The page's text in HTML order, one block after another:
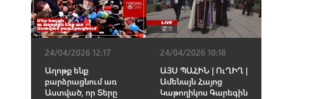
24/04/2026 12:17
Աղոթք ենք
բարձրացնում առ
Աստված, որ Տերը
24/04/2026 10:18
ԱՅՍ ՊԱՀԻՆ | ՈւՂԻՂ |
Ամենայն Հայոց
Կաթողիկոս Գարեգին